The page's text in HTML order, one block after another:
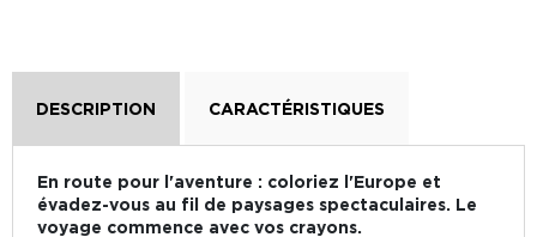
DESCRIPTION CARACTÉRISTIQUES
En route pour l'aventure : coloriez l'Europe et
évadez-vous au fil de paysages spectaculaires. Le
voyage commence avec vos crayons.